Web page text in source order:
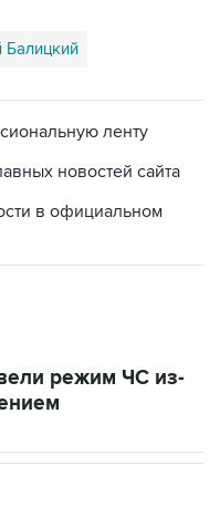
Балицкий
ленту
новостей сайта
в официальном
режим ЧС из-